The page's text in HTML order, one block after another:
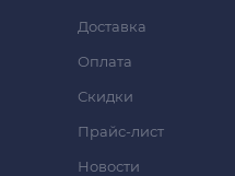
Доставка
Оплата
Скидки
Прайс-лист
Новости